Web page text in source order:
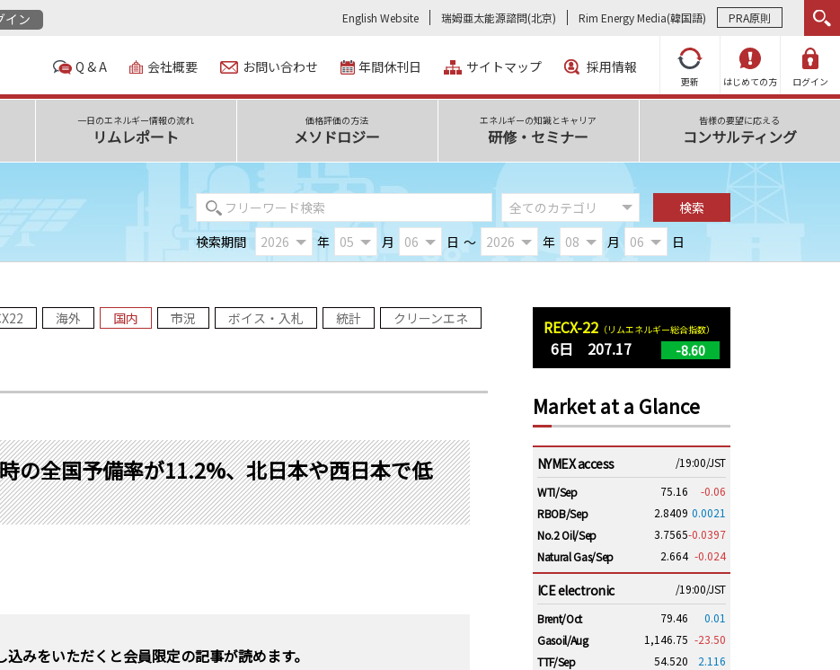
イン English Website 瑞姆亜太能源諮問(北京) Rim Energy Media(韓国語) PRA原則
更新 はじめての方 ログイン
Q & A 会社概要 お問い合わせ 年間休刊日 サイトマップ 採用情報
一日のエネルギー情報の流れ
リムレポート
価格評価の方法
メソドロジー
エネルギーの知識とキャリア
研修・セミナー
皆様の要望に応える
コンサルティング
検索期間 年 月 日 ～ 年 月 日
海外 国内 市況 ボイス・入札 統計 クリーンエネ
の全国予備率が11.2%、北日本や西日本で低
込みをいただくと会員限定の記事が読めます。
RECX-22 （リムエネルギー総合指数）
6日 207.17 -8.60
Market at a Glance
NYMEX access
/19:00/JST
WTI/Sep
75.16
-0.06
RBOB/Sep
2.8409 0.0021
No.2 Oil/Sep
3.7565-0.0397
Natural Gas/Sep
2.664 -0.024
ICE electronic
/19:00/JST
Brent/Oct
79.46
0.01
Gasoil/Aug
1,146.75 -23.50
TTF/Sep
54.520 2.116